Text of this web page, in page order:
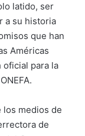
latido, ser
a su historia
que han
Américas
oficial para la
los medios de
de